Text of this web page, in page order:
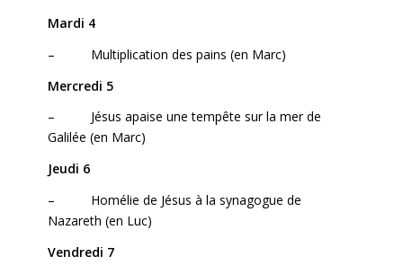
Mardi 4
– Multiplication des pains (en Marc)
Mercredi 5
– Jésus apaise une tempête sur la mer de
Galilée (en Marc)
Jeudi 6
– Homélie de Jésus à la synagogue de
Nazareth (en Luc)
Vendredi 7